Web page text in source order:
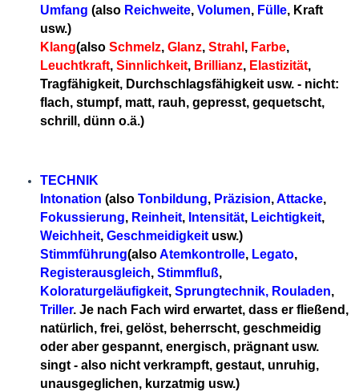
Umfang (also Reichweite, Volumen, Fülle, Kraft
usw.)
Klang(also Schmelz, Glanz, Strahl , Farbe,
Leuchtkraft, Sinnlichkeit, Brillianz, Elastizität,
Tragfähigkeit, Durchschlagsfähigkeit usw. - nicht:
flach, stumpf, matt, rauh, gepresst, gequetscht,
schrill, dünn o.ä.)
TECHNIK
Intonation (also Tonbildung, Präzision,Attacke,
Fokussierung, Reinheit, Intensität, Leichtigkeit,
Weichheit, Geschmeidigkeit usw.)
Stimmführung(alsoAtemkontrolle, Legato,
Registerausgleich, Stimmfluß,
Koloraturgeläufigkeit, Sprungtechnik, Rouladen,
Triller. Je nach Fach wird erwartet, dass er fließend,
natürlich, frei, gelöst, beherrscht, geschmeidig
oder aber gespannt, energisch, prägnant usw.
singt - also nicht verkrampft, gestaut, unruhig,
unausgeglichen, kurzatmig usw.)